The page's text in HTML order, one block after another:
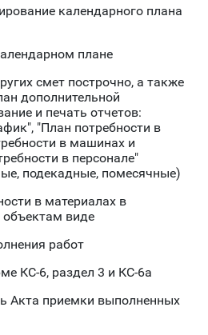
календарного плана
плане
смет построчно, а также
дополнительной
и печать отчетов:
"План потребности в
в машинах и
в персонале"
подекадные, помесячные)
в материалах в
объектам виде
работ
КС-6, раздел 3 и КС-6а
Акта приемки выполненных